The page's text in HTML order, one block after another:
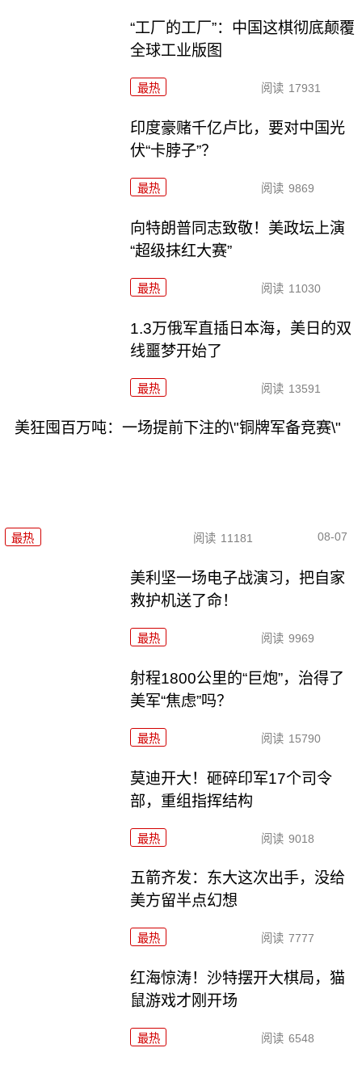
“工厂的工厂”：中国这棋彻底颠覆
全球工业版图
最热 阅读 17931
印度豪赌千亿卢比，要对中国光
伏“卡脖子”？
最热 阅读 9869
向特朗普同志致敬！美政坛上演
“超级抹红大赛”
最热 阅读 11030
1.3万俄军直插日本海，美日的双
线噩梦开始了
最热 阅读 13591
美狂囤百万吨：一场提前下注的\"铜牌军备竞赛\"
最热 阅读 11181 08-07
美利坚一场电子战演习，把自家
救护机送了命！
最热 阅读 9969
射程1800公里的“巨炮”，治得了
美军“焦虑”吗？
最热 阅读 15790
莫迪开大！砸碎印军17个司令
部，重组指挥结构
最热 阅读 9018
五箭齐发：东大这次出手，没给
美方留半点幻想
最热 阅读 7777
红海惊涛！沙特摆开大棋局，猫
鼠游戏才刚开场
最热 阅读 6548